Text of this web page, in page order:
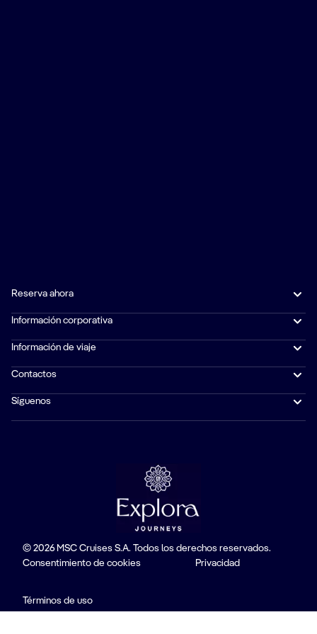
Reserva ahora
Información corporativa
Información de viaje
Contactos
Síguenos
© 2026 MSC Cruises S.A. Todos los derechos reservados.
Consentimiento de cookies
Privacidad
Términos de uso